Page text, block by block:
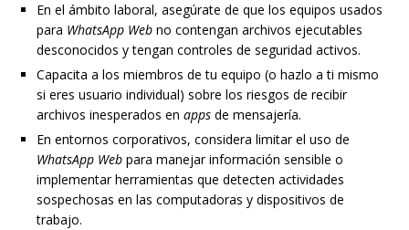
En el ámbito laboral, asegúrate de que los equipos usados
para WhatsApp Web no contengan archivos ejecutables
desconocidos y tengan controles de seguridad activos.
Capacita a los miembros de tu equipo (o hazlo a ti mismo
si eres usuario individual) sobre los riesgos de recibir
archivos inesperados en apps de mensajería.
En entornos corporativos, considera limitar el uso de
WhatsApp Web para manejar información sensible o
implementar herramientas que detecten actividades
sospechosas en las computadoras y dispositivos de
trabajo.